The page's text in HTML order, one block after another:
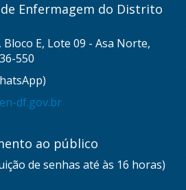
Enfermagem do Distrito
E, Lote 09 - Asa Norte,
550
df.gov.br
ao público
de senhas até às 16 horas)